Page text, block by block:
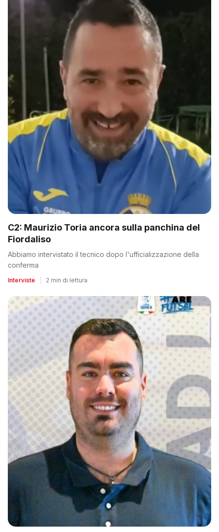
C2: Maurizio Toria ancora sulla panchina del
Fiordaliso
Abbiamo intervistato il tecnico dopo l'ufficializzazione della
conferma
Interviste 2 min di lettura